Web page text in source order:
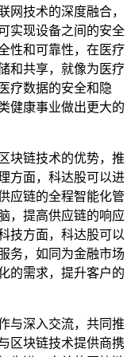
网技术的深度融合，
实现设备之间的安全
性和可靠性，在医疗
和共享，就像为医疗
疗数据的安全和隐
健康事业做出更大的
块链技术的优势，推
方面，科达股可以进
应链的全程智能化管
，提高供应链的响应
技方面，科达股可以
务，如同为金融市场
的需求，提升客户的
与深入交流，共同推
区块链技术提供商携